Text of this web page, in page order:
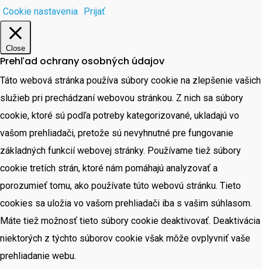
Cookie nastavenia Prijať
Close
Prehľad ochrany osobných údajov
Táto webová stránka používa súbory cookie na zlepšenie vašich
služieb pri prechádzaní webovou stránkou. Z nich sa súbory
cookie, ktoré sú podľa potreby kategorizované, ukladajú vo
vašom prehliadači, pretože sú nevyhnutné pre fungovanie
základných funkcií webovej stránky. Používame tiež súbory
cookie tretích strán, ktoré nám pomáhajú analyzovať a
porozumieť tomu, ako používate túto webovú stránku. Tieto
cookies sa uložia vo vašom prehliadači iba s vašim súhlasom.
Máte tiež možnosť tieto súbory cookie deaktivovať. Deaktivácia
niektorých z týchto súborov cookie však môže ovplyvniť vaše
prehliadanie webu.